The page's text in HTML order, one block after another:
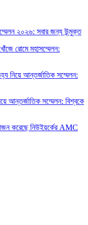
২০২৬: সবার জন্য উন্মুক্ত
রোমে মহাসম্মেলন:
নিয়ে আন্তর্জাতিক সম্মেলন:
আন্তর্জাতিক সম্মেলন: বিশ্বকে
করেছে নিউইয়র্কের AMC